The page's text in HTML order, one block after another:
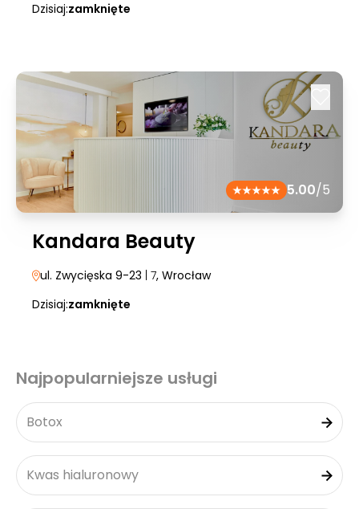
Dzisiaj:zamknięte
5.00/5
Kandara Beauty
ul. Zwycięska 9-23 | 7, Wrocław
Dzisiaj:zamknięte
Najpopularniejsze usługi
Botox
Kwas hialuronowy